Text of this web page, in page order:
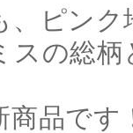
、ピン
スの総
商品です